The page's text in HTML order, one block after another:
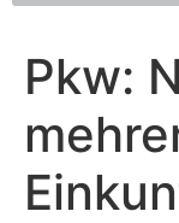
Pkw: